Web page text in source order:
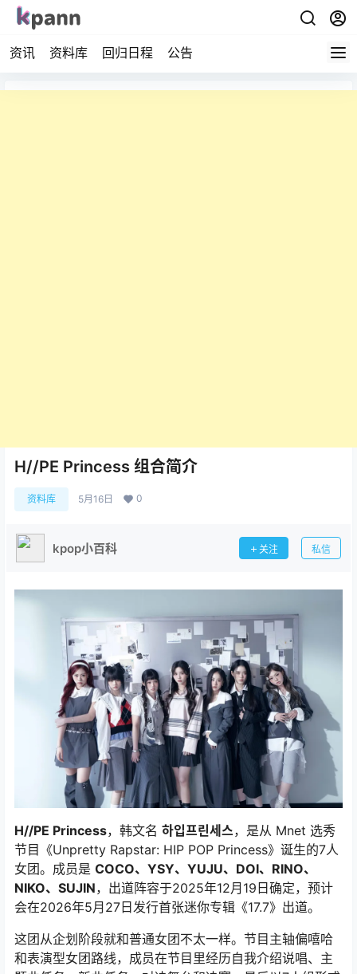
资讯 资料库 回归日程 公告
H//PE Princess 组合简介
资料库 5月16日 0
kpop小百科 关注 私信
H//PE Princess，韩文名 하입프린세스，是从 Mnet 选秀
节目《Unpretty Rapstar: HIP POP Princess》诞生的7人
女团。成员是 COCO、YSY、YUJU、DOI、RINO、
NIKO、SUJIN，出道阵容于2025年12月19日确定，预计
会在2026年5月27日发行首张迷你专辑《17.7》出道。
这团从企划阶段就和普通女团不太一样。节目主轴偏嘻哈
和表演型女团路线，成员在节目里经历自我介绍说唱、主